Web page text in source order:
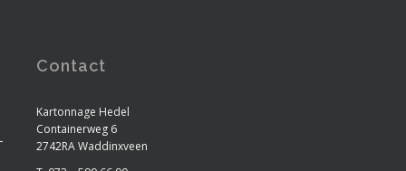
Contact
Kartonnage Hedel
Containerweg 6
2742RA Waddinxveen